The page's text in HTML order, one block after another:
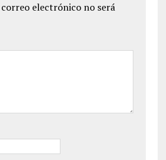
electrónico no será